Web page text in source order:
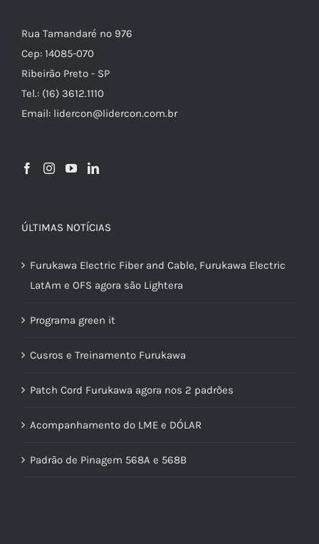
Rua Tamandaré nº 976
Cep: 14085-070
Ribeirão Preto - SP
Tel.: (16) 3612.1110
Email: lidercon@lidercon.com.br
ÚLTIMAS NOTÍCIAS
Furukawa Electric Fiber and Cable, Furukawa Electric
LatAm e OFS agora são Lightera
Programa green it
Cusros e Treinamento Furukawa
Patch Cord Furukawa agora nos 2 padrões
Acompanhamento do LME e DÓLAR
Padrão de Pinagem 568A e 568B